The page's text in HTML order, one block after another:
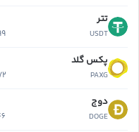
تتر
USDT
پکس گلد
PAXG
دوج
DOGE